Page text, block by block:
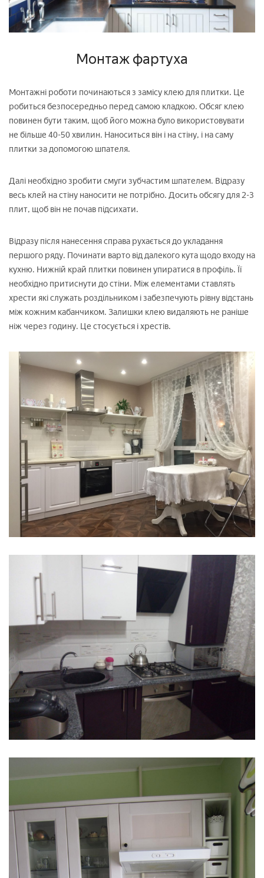
Монтаж фартуха
Монтажні роботи починаються з замісу клею для плитки. Це
робиться безпосередньо перед самою кладкою. Обсяг клею
повинен бути таким, щоб його можна було використовувати
не більше 40-50 хвилин. Наноситься він і на стіну, і на саму
плитки за допомогою шпателя.
Далі необхідно зробити смуги зубчастим шпателем. Відразу
весь клей на стіну наносити не потрібно. Досить обсягу для 2-3
плит, щоб він не почав підсихати.
Відразу після нанесення справа рухається до укладання
першого ряду. Починати варто від далекого кута щодо входу на
кухню. Нижній край плитки повинен упиратися в профіль. Її
необхідно притиснути до стіни. Між елементами ставлять
хрести які служать роздільником і забезпечують рівну відстань
між кожним кабанчиком. Залишки клею видаляють не раніше
ніж через годину. Це стосується і хрестів.